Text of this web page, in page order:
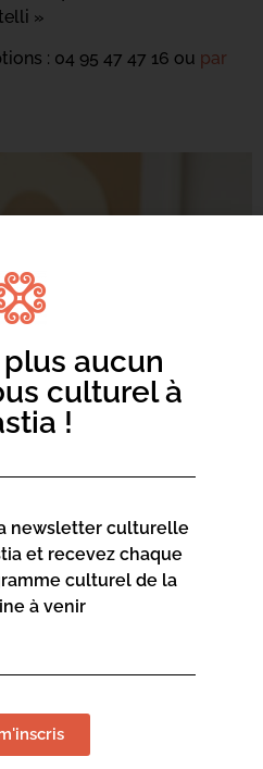
»
: 04 95 47 47 16 ou par
aucun
culturel à
!
newsletter culturelle
et recevez chaque
culturel de la
à venir